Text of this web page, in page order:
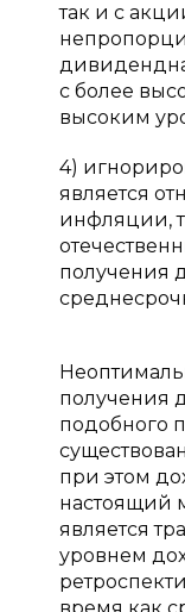
так и с
с более
высоким
4)
является
инфляции,
получения
получения
подобного
при этом
настоящий
является
уровнем